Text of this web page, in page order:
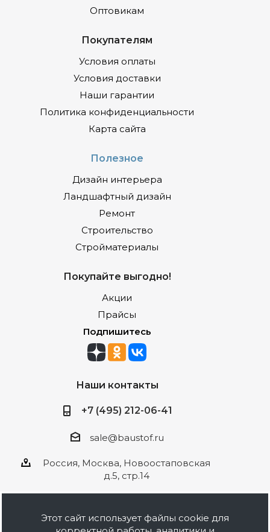
Оптовикам
Покупателям
Условия оплаты
Условия доставки
Наши гарантии
Политика конфиденциальности
Карта сайта
Полезное
Дизайн интерьера
Ландшафтный дизайн
Ремонт
Строительство
Стройматериалы
Покупайте выгодно!
Акции
Прайсы
Подпишитесь
Наши контакты
+7 (495) 212-06-41
sale@baustof.ru
Россия, Москва, Новоостаповская
д.5, стр.14
Этот сайт использует файлы cookie для